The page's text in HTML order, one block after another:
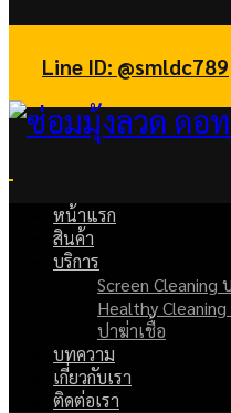
facebook Line
Line ID: @smldc789
หน้าแรก
สินค้า
บริการ
Screen Cleaning
Healthy
ปาฆ่าเชื้อ
บทความ
เกี่ยวกับเรา
ติดต่อเรา